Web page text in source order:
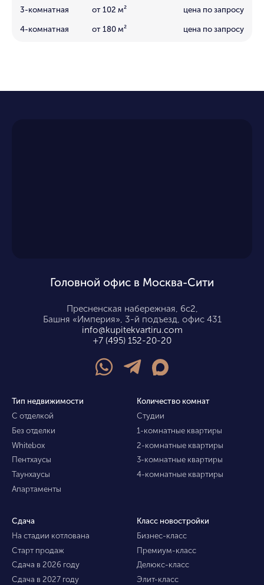
3-комнатная от 102 м² цена по запросу
4-комнатная от 180 м² цена по запросу
Головной офис в Москва-Сити
Пресненская набережная, 6с2,
Башня «Империя», 3-й подъезд, офис 431
info@kupitekvartiru.com
+7 (495) 152-20-20
Тип недвижимости
С отделкой
Без отделки
Whitebox
Пентхаусы
Таунхаусы
Апартаменты
Количество комнат
Студии
1-комнатные квартиры
2-комнатные квартиры
3-комнатные квартиры
4-комнатные квартиры
Сдача
На стадии котлована
Старт продаж
Сдача в 2026 году
Сдача в 2027 году
Класс новостройки
Бизнес-класс
Премиум-класс
Делюкс-класс
Элит-класс